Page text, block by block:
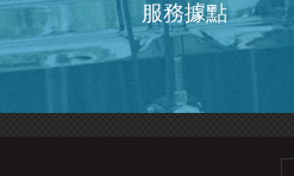
服務據點